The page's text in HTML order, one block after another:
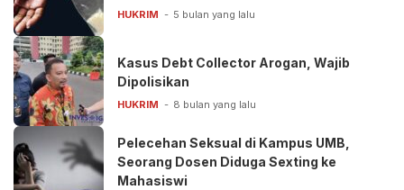
HUKRIM 5 bulan yang lalu
Kasus Debt Collector Arogan, Wajib
Dipolisikan
HUKRIM 8 bulan yang lalu
Pelecehan Seksual di Kampus UMB,
Seorang Dosen Diduga Sexting ke
Mahasiswi